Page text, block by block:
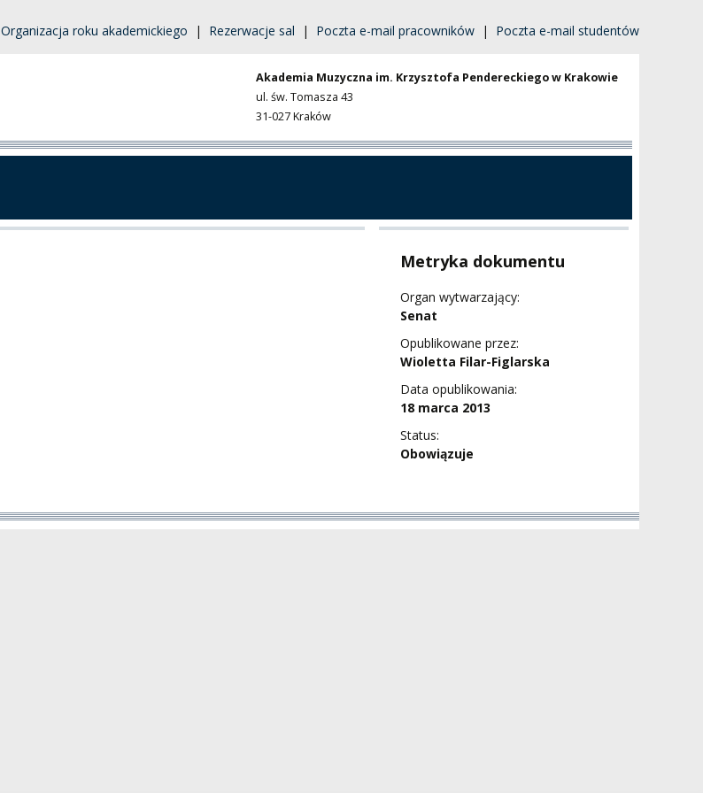
Organizacja roku akademickiego | Rezerwacje sal | Poczta e-mail pracowników | Poczta e-mail studentów
Akademia Muzyczna im. Krzysztofa Pendereckiego w Krakowie
ul. św. Tomasza 43
31-027 Kraków
Metryka dokumentu
Organ wytwarzający:
Senat
Opublikowane przez:
Wioletta Filar-Figlarska
Data opublikowania:
18 marca 2013
Status:
Obowiązuje